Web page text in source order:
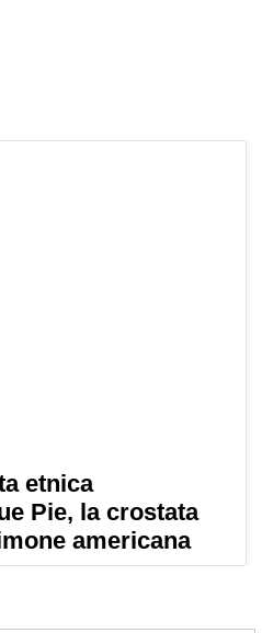
etnica
Pie, la crostata
americana